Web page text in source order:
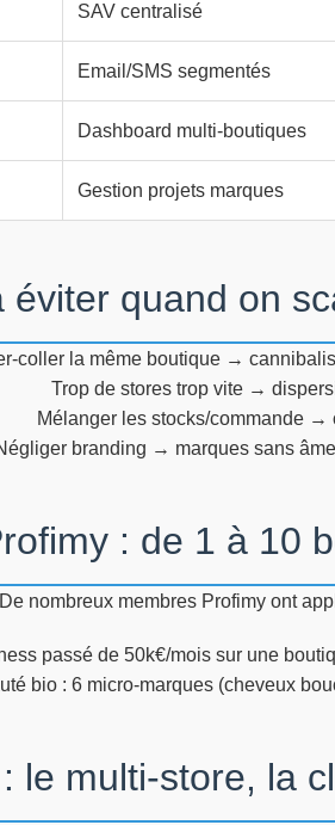
SAV centralisé
Email/SMS segmentés
Dashboard multi-boutiques
Gestion projets marques
éviter quand on
coller la même boutique →
Trop de stores trop vite →
Mélanger les stocks/commande →
branding → marques sans
: de 1 à 10
De nombreux membres Profimy ont
passé de 50k€/mois sur une
bio : 6 micro-marques (cheveux
le multi-store, la